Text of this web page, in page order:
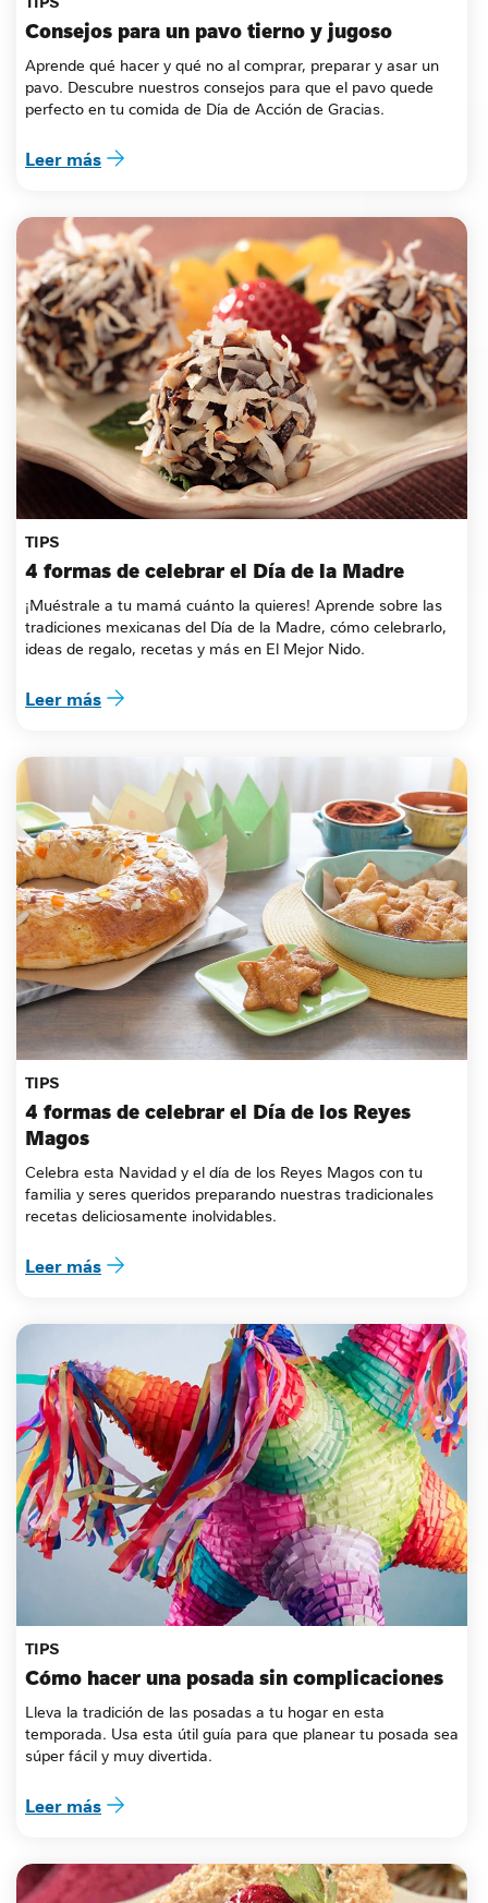
Consejos para un pavo tierno y jugoso
Aprende qué hacer y qué no al comprar, preparar y asar un
pavo. Descubre nuestros consejos para que el pavo quede
perfecto en tu comida de Día de Acción de Gracias.
Leer más
TIPS
4 formas de celebrar el Día de la Madre
¡Muéstrale a tu mamá cuánto la quieres! Aprende sobre las
tradiciones mexicanas del Día de la Madre, cómo celebrarlo,
ideas de regalo, recetas y más en El Mejor Nido.
Leer más
TIPS
4 formas de celebrar el Día de los Reyes
Magos
Celebra esta Navidad y el día de los Reyes Magos con tu
familia y seres queridos preparando nuestras tradicionales
recetas deliciosamente inolvidables.
Leer más
TIPS
Cómo hacer una posada sin complicaciones
Lleva la tradición de las posadas a tu hogar en esta
temporada. Usa esta útil guía para que planear tu posada sea
súper fácil y muy divertida.
Leer más